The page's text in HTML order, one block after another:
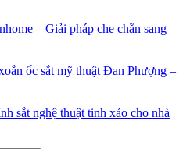
– Giải pháp che chắn sang
ốc sắt mỹ thuật Đan Phượng –
sắt nghệ thuật tinh xảo cho nhà